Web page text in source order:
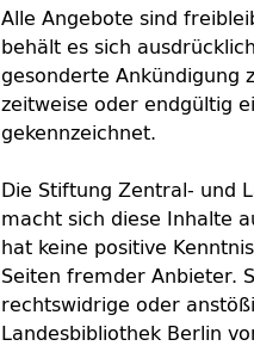
Alle Angebote sind
behält es sich
gesonderte Ankündigung
zeitweise oder endgültig
gekennzeichnet.
Die Stiftung Zentral- und
macht sich diese Inhalte
hat keine positive
Seiten fremder Anbieter.
rechtswidrige oder
Landesbibliothek Berlin